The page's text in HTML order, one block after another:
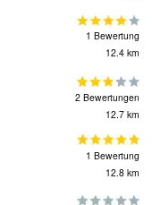
1 Bewertung
12.4 km
2 Bewertungen
12.7 km
1 Bewertung
12.8 km